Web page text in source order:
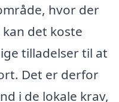
hvor der
det koste
tilladelser til at
Det er derfor
i de lokale krav,